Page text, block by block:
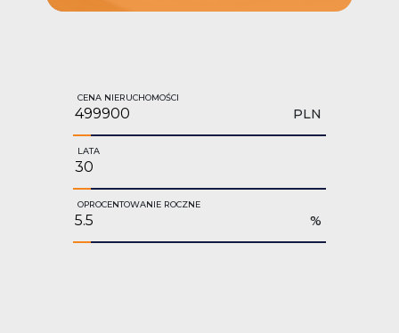
CENA NIERUCHOMOŚCI
PLN
LATA
OPROCENTOWANIE ROCZNE
%